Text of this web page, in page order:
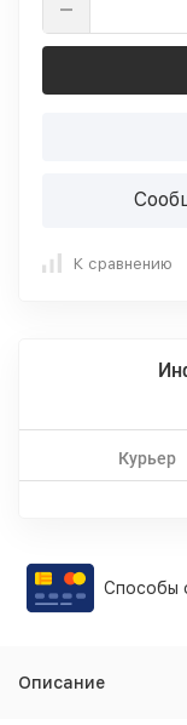
К сравнению
Курьер
Способы
Описание